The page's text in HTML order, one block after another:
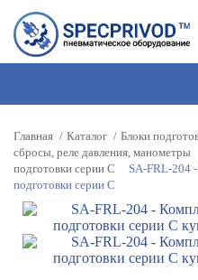
Главная Каталог Блоки
сбросы, реле давления, манометры
подготовки серии С
SA-FRL-204
подготовки серии C